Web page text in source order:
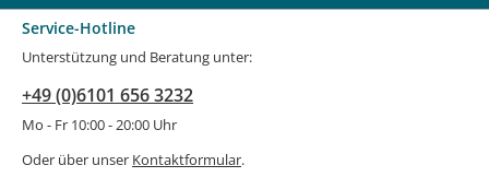
Service-Hotline
Unterstützung und Beratung unter:
+49 (0)6101 656 3232
Mo - Fr 10:00 - 20:00 Uhr
Oder über unser Kontaktformular.